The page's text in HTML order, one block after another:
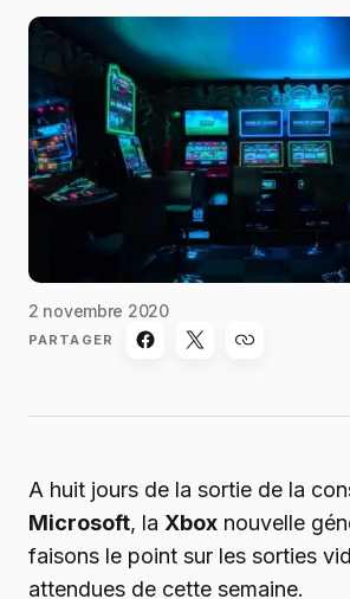
2 novembre 2020
PARTAGER
A huit jours de la sortie de la
Microsoft, la Xbox nouvelle
faisons le point sur les sorties
attendues de cette semaine.